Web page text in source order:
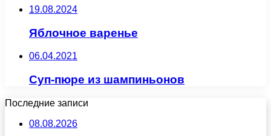
19.08.2024
Яблочное варенье
06.04.2021
Суп-пюре из шампиньонов
Последние записи
08.08.2026